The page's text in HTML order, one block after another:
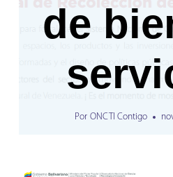
de
Por ONCTI Contigo